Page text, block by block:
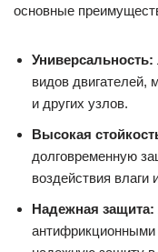
основные
Универсальность:
видов двигателей,
и других узлов.
Высокая
долговременную
воздействия влаги
Надежная защита:
антифрикционными